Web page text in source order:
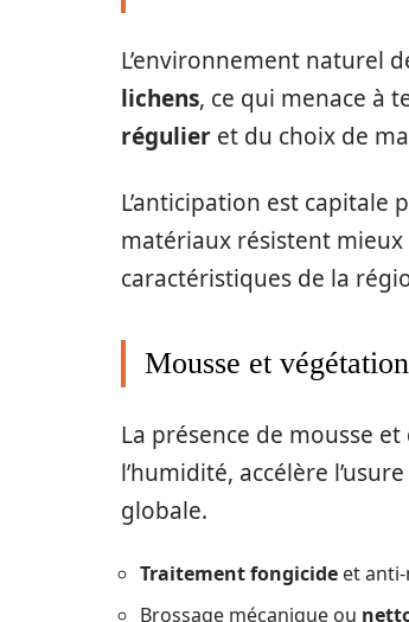
L’environnement naturel
lichens, ce qui menace à
régulier et du choix de
L’anticipation est capitale
matériaux résistent mieux
caractéristiques de la
Mousse et
La présence de mousse
l’humidité, accélère
globale.
Traitement fongicide et
Brossage mécanique ou